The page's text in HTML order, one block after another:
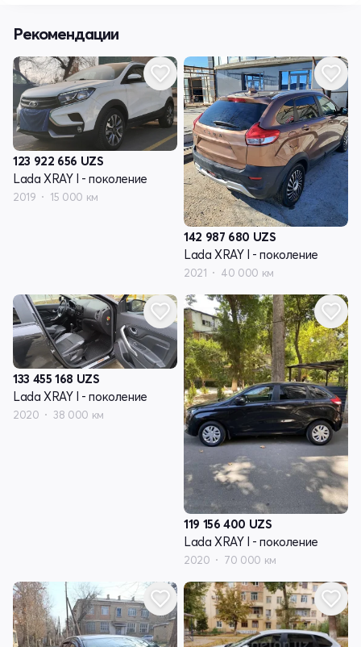
Рекомендации
123 922 656 UZS
Lada XRAY I - поколение
2019 15 000 км
142 987 680 UZS
Lada XRAY I - поколение
2021 40 000 км
133 455 168 UZS
Lada XRAY I - поколение
2020 38 000 км
119 156 400 UZS
Lada XRAY I - поколение
2020 70 000 км